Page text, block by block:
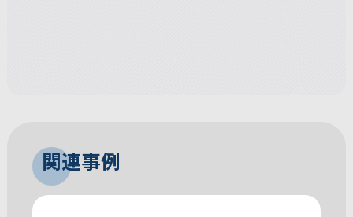
関連事例